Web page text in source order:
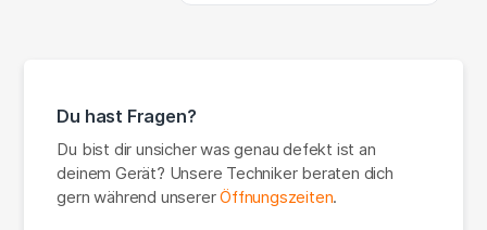
Du hast Fragen?
Du bist dir unsicher was genau defekt ist an
deinem Gerät? Unsere Techniker beraten dich
gern während unsererÖffnungszeiten.